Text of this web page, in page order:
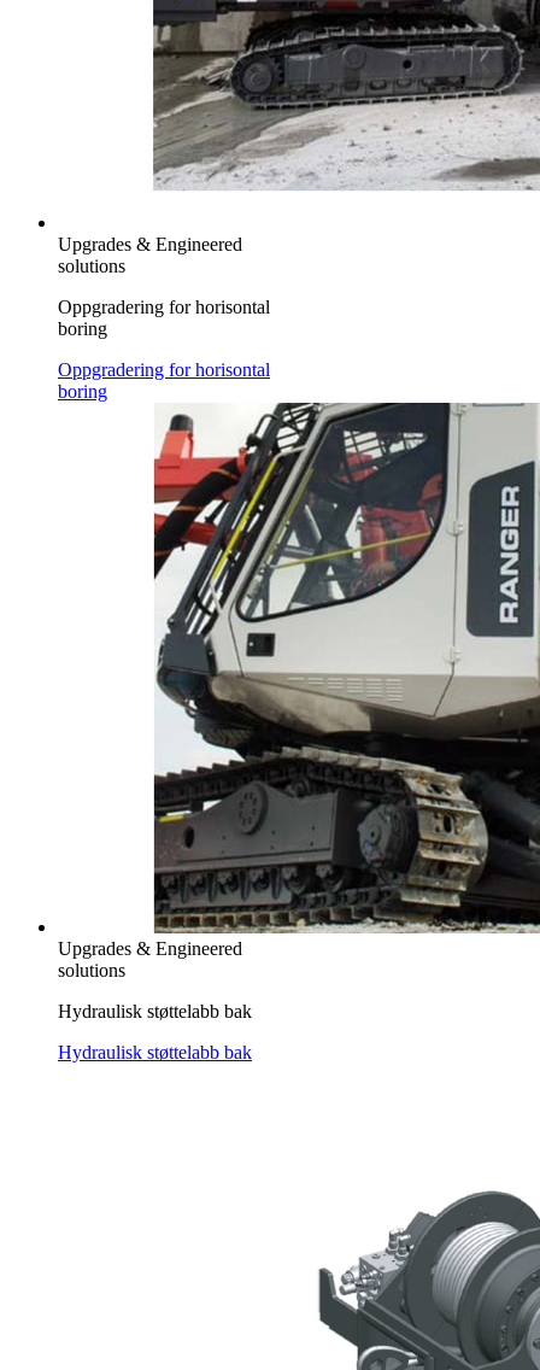
Upgrades & Engineered
solutions
Oppgradering for horisontal
boring
Oppgradering for horisontal
boring
Upgrades & Engineered
solutions
Hydraulisk støttelabb bak
Hydraulisk støttelabb bak